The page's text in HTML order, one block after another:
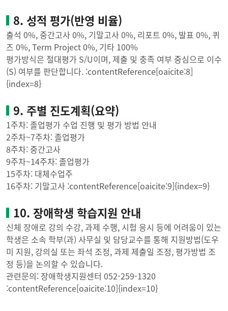
8. 성적 평가(반영 비율)
출석 0%, 중간고사 0%, 기말고사 0%, 리포트 0%, 발표 0%, 퀴
즈 0%, Term Project 0%, 기타 100%
평가방식은 절대평가 S/U이며, 제출 및 충족 여부 중심으로 이수
(S) 여부를 판단합니다. :contentReference[oaicite:8]
{index=8}
9. 주별 진도계획(요약)
1주차: 졸업평가 수업 진행 및 평가 방법 안내
2주차~7주차: 졸업평가
8주차: 중간고사
9주차~14주차: 졸업평가
15주차: 대체수업주
16주차: 기말고사 :contentReference[oaicite:9]{index=9}
10. 장애학생 학습지원 안내
신체 장애로 강의 수강, 과제 수행, 시험 응시 등에 어려움이 있는
학생은 소속 학부(과) 사무실 및 담당교수를 통해 지원방법(도우
미 지원, 강의실 또는 좌석 조정, 과제 제출일 조정, 평가방법 조
정 등)을 논의할 수 있습니다.
관련문의: 장애학생지원센터 052-259-1320
:contentReference[oaicite:10]{index=10}